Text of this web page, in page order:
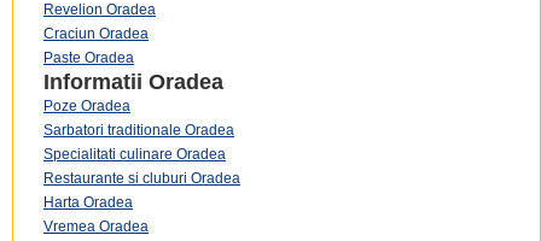
Revelion Oradea
Craciun Oradea
Paste Oradea
Informatii Oradea
Poze Oradea
Sarbatori traditionale Oradea
Specialitati culinare Oradea
Restaurante si cluburi Oradea
Harta Oradea
Vremea Oradea